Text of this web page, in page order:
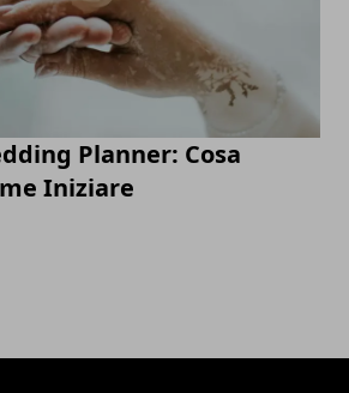
Planner: Cosa
Iniziare